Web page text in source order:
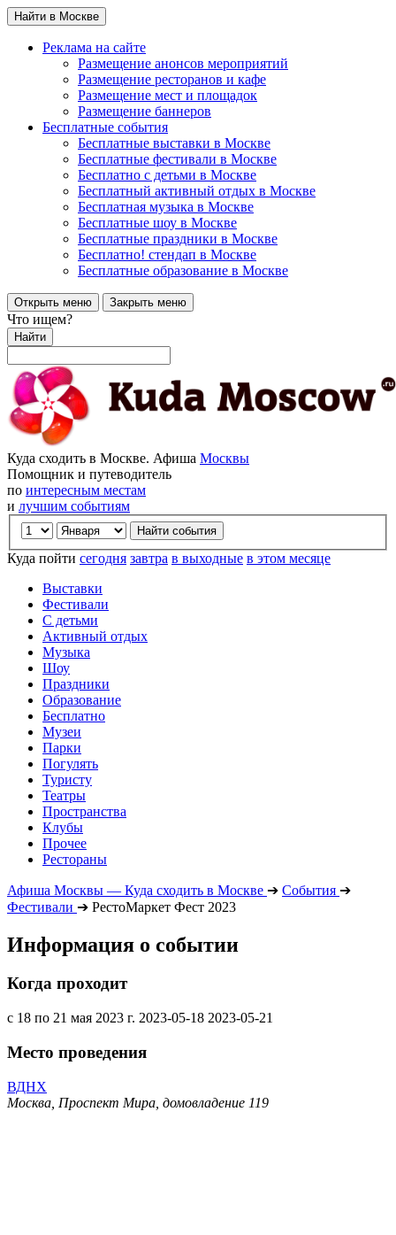
Найти в Москве
Реклама на сайте
Размещение анонсов мероприятий
Размещение ресторанов и кафе
Размещение мест и площадок
Размещение баннеров
Бесплатные события
Бесплатные выставки в Москве
Бесплатные фестивали в Москве
Бесплатно с детьми в Москве
Бесплатный активный отдых в Москве
Бесплатная музыка в Москве
Бесплатные шоу в Москве
Бесплатные праздники в Москве
Бесплатно! стендап в Москве
Бесплатные образование в Москве
Открыть меню Закрыть меню
Что ищем?
Найти
Куда сходить в Москве. Афиша Москвы
Помощник и путеводитель
по интересным местам
и лучшим событиям
Куда пойти сегодня завтра в выходные в этом месяце
Выставки
Фестивали
С детьми
Активный отдых
Музыка
Шоу
Праздники
Образование
Бесплатно
Музеи
Парки
Погулять
Туристу
Театры
Пространства
Клубы
Прочее
Рестораны
Афиша Москвы — Куда сходить в Москве ➔ События ➔
Фестивали ➔ РестоМаркет Фест 2023
Информация о событии
Когда проходит
с 18 по 21 мая 2023 г. 2023-05-18 2023-05-21
Место проведения
ВДНХ
Москва, Проспект Мира, домовладение 119